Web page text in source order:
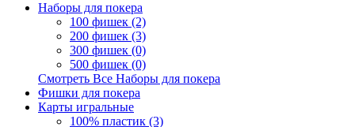
Наборы для покера
100 фишек (2)
200 фишек (3)
300 фишек (0)
500 фишек (0)
Смотреть Все Наборы для покера
Фишки для покера
Карты игральные
100% пластик (3)